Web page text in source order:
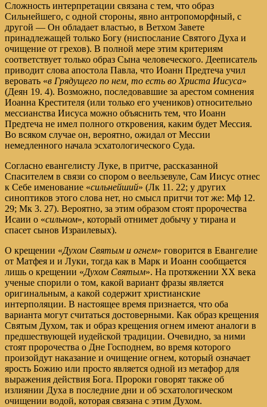
Сложность интерпретации связана с тем, что образ
Сильнейшего, с одной стороны, явно антропоморфный, с
другой — Он обладает властью, в Ветхом Завете
принадлежащей только Богу (ниспослание Святого Духа и
очищение от грехов). В полной мере этим критериям
соответствует только образ Сына человеческого. Дееписатель
приводит слова апостола Павла, что Иоанн Предтеча учил
веровать «в Грядущего по нем, то есть во Христа Иисуса»
(Деян 19. 4). Возможно, последовавшие за арестом сомнения
Иоанна Крестителя (или только его учеников) относительно
мессианства Иисуса можно объяснить тем, что Иоанн
Предтеча не имел полного откровения, каким будет Мессия.
Во всяком случае он, вероятно, ожидал от Мессии
немедленного начала эсхатологического Суда.
Согласно евангелисту Луке, в притче, рассказанной
Спасителем в связи со спором о веельзевуле, Сам Иисус отнес
к Себе именование «сильнейший» (Лк 11. 22; у других
синоптиков этого слова нет, но смысл притчи тот же: Мф 12.
29; Мк 3. 27). Вероятно, за этим образом стоят пророчества
Исаии о «сильном», который отнимет добычу у тирана и
спасет сынов Израилевых).
О крещении «Духом Святым и огнем» говорится в Евангелие
от Матфея и и Луки, тогда как в Марк и Иоанн сообщается
лишь о крещении «Духом Святым». На протяжении XX века
ученые спорили о том, какой вариант фразы является
оригинальным, а какой содержит христианские
интерполяции. В настоящее время признается, что оба
варианта могут считаться достоверными. Как образ крещения
Святым Духом, так и образ крещения огнем имеют аналоги в
предшествующей иудейской традиции. Очевидно, за ними
стоят пророчества о Дне Господнем, во время которого
произойдут наказание и очищение огнем, который означает
ярость Божию или просто является одной из метафор для
выражения действия Бога. Пророки говорят также об
излиянии Духа в последние дни и об эсхатологическом
очищении водой, которая связана с этим Духом.